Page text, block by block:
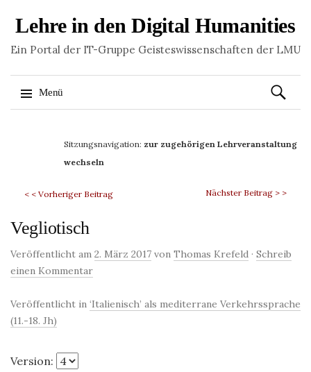
Lehre in den Digital Humanities
Ein Portal der IT-Gruppe Geisteswissenschaften der LMU
Menü
Suchen
nach:
Sitzungsnavigation: zur zugehörigen Lehrveranstaltung
wechseln
< < Vorheriger Beitrag Nächster Beitrag > >
Vegliotisch
Veröffentlicht am 2. März 2017 von Thomas Krefeld · Schreib
einen Kommentar
Veröffentlicht in ‘Italienisch’ als mediterrane Verkehrssprache
(11.-18. Jh)
Version: